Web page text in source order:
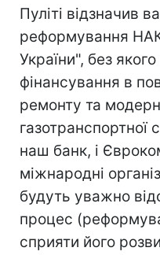
Пуліті відзначив
реформування
України", без
фінансування в
ремонту та
газотранспортної
наш банк, і
міжнародні
будуть уважно
процес
сприяти його